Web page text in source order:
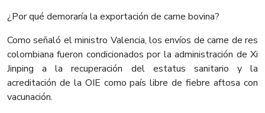
¿Por qué demoraría la exportación de carne bovina?
Como señaló el ministro Valencia, los envíos de carne de res
colombiana fueron condicionados por la administración de Xi
Jinping a la recuperación del estatus sanitario y la
acreditación de la OIE como país libre de fiebre aftosa con
vacunación.